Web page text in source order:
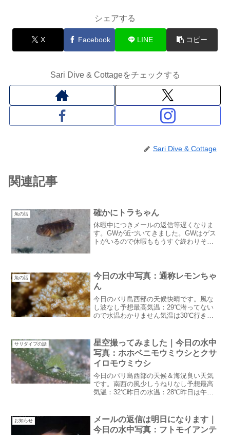
シェアする
X Facebook LINE コピー
Sari Dive & Cottageをチェックする
Sari Dive & Cottage
関連記事
魚の話 確かにトラちゃん
休暇中につきメールの返信等遅くなりま
す。GWが近づいてきました。GWはゲス
トがいるので休暇ももうすぐ終わりそろ
ので本当にうれしいです...
魚の話
今日の水中写真：通称レモンちゃ
ん
今日のバリ島西部の天候快晴です。風な
し波なし予想最高気温：29℃潜ってない
ので水温わかりません気温は30℃行きま
住日本人の方が潜りに来てくれます。バ
リ島の中でも僻地なの...
サリダイブの話
星空撮ってみました｜今日の水中
写真：ホホベニモウミウシとクサ
イロモウミウシ
今日のバリ島西部の天候＆海況良い天気
です。南西の風少しうねりなし予想最高
気温：32℃昨日の水温：28℃昨日は午後
天気予報では雨模様まるで雨季のお天気
です。星空撮っ...
お知らせ
メールの返信は明日になります｜
今日の水中写真：フトモイアンテ